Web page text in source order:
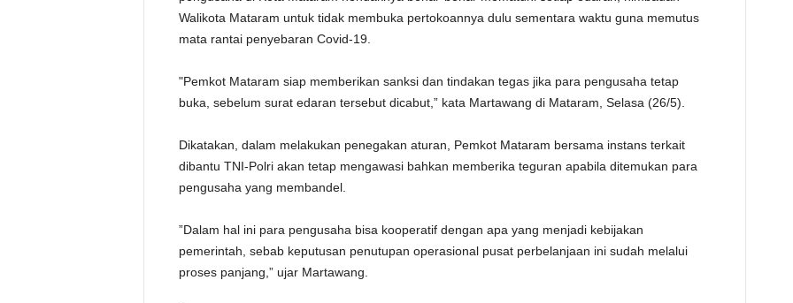
Walikota Mataram untuk tidak membuka pertokoannya dulu sementara waktu guna memutus
mata rantai penyebaran Covid-19.
"Pemkot Mataram siap memberikan sanksi dan tindakan tegas jika para pengusaha tetap
buka, sebelum surat edaran tersebut dicabut,” kata Martawang di Mataram, Selasa (26/5).
Dikatakan, dalam melakukan penegakan aturan, Pemkot Mataram bersama instans terkait
dibantu TNI-Polri akan tetap mengawasi bahkan memberika teguran apabila ditemukan para
pengusaha yang membandel.
”Dalam hal ini para pengusaha bisa kooperatif dengan apa yang menjadi kebijakan
pemerintah, sebab keputusan penutupan operasional pusat perbelanjaan ini sudah melalui
proses panjang,” ujar Martawang.